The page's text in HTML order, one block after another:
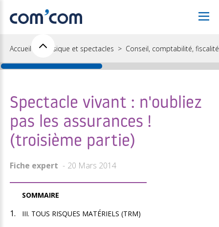
Accueil Musique et spectacles Conseil, comptabilité, fiscalité
Spectacle vivant : n'oubliez
pas les assurances !
(troisième partie)
Fiche expert 20 Mars 2014
SOMMAIRE
III. TOUS RISQUES MATÉRIELS (TRM)